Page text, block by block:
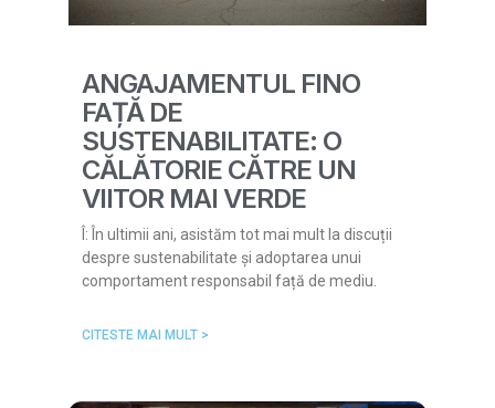
ANGAJAMENTUL FINO
FAȚĂ DE
SUSTENABILITATE: O
CĂLĂTORIE CĂTRE UN
VIITOR MAI VERDE
Î: În ultimii ani, asistăm tot mai mult la discuții
despre sustenabilitate și adoptarea unui
comportament responsabil față de mediu.
CITESTE MAI MULT >